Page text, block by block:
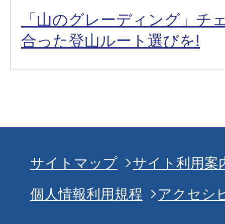
「山のグレーディング」チ
合った登山ルート選びを!
サイトマップ
サイト利用案
個人情報利用規程
アクセシ